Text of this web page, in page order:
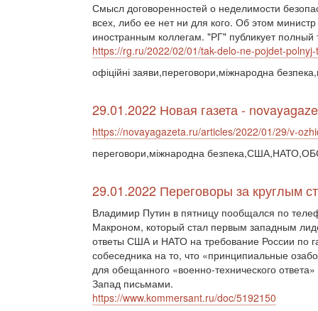
Смысл договоренностей о неделимости
всех, либо ее нет ни для кого. Об этом
иностранным коллегам. "РГ" публикует полный
https://rg.ru/2022/02/01/tak-delo-ne-pojdet-
офіційні заяви,переговори,міжнародна
29.01.2022 Новая газета -
https://novayagazeta.ru/articles/2022/01/29/v-
переговори,міжнародна
29.01.2022 Переговоры за круглым
Владимир Путин в пятницу пообщался по
Макроном, который стал первым западным
ответы США и НАТО на требование России по
собеседника на то, что «принципиальные
для обещанного «военно-технического
Запад письмами.
https://www.kommersant.ru/doc/5192150